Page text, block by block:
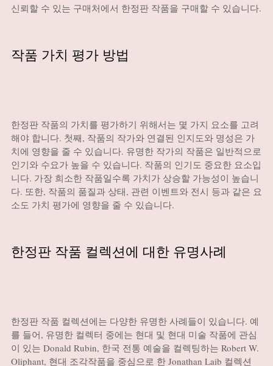
신뢰할 수 있는 구매처에서 한정판 작품을 구매할 수 있습니다.
작품 가치 평가 방법
한정판 작품의 가치를 평가하기 위해서는 몇 가지 요소를 고려
해야 합니다. 첫째, 작품의 작가와 연결된 인지도와 명성은 가
치에 영향을 줄 수 있습니다. 유명한 작가의 작품은 일반적으로
인기와 수요가 높을 수 있습니다. 작품의 인기도 중요한 요소입
니다. 가장 희소한 작품일수록 가치가 상승할 가능성이 높습니
다. 또한, 작품의 품질과 상태, 관련 이벤트와 전시 등과 같은 요
소도 가치 평가에 영향을 줄 수 있습니다.
한정판 작품 컬렉션에 대한 유명사례
한정판 작품 컬렉션에는 다양한 유명한 사례들이 있습니다. 예
를 들어, 유명한 컬렉터 중에는 현대 및 현대 미술 작품에 관심
이 있는 Donald Rubin, 한국 전통 예술을 컬렉팅하는 Robert W.
Oliphant, 현대 조각작품을 중심으로 한 Jonathan Laib 컬렉션